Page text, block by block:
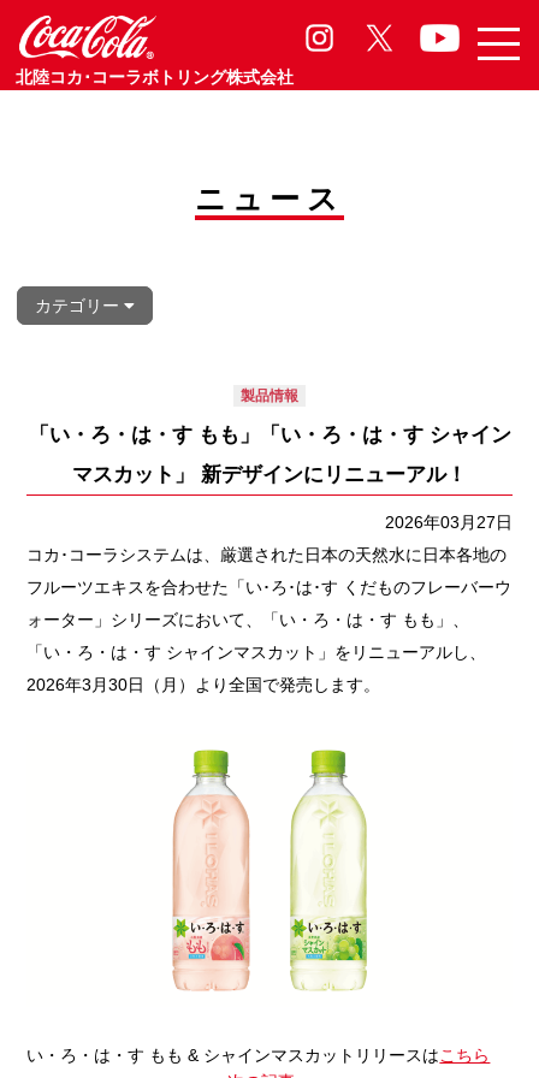
北陸コカ･コーラボトリング株式会社
製品情報 Product
ニュース
カテゴリー
製品情報
「い・ろ・は・す もも」「い・ろ・は・す シャイン
マスカット」 新デザインにリニューアル！
2026年03月27日
コカ･コーラシステムは、厳選された日本の天然水に日本各地の
フルーツエキスを合わせた「い･ろ･は･す くだものフレーバーウ
ォーター」シリーズにおいて、「い・ろ・は・す もも」、
「い・ろ・は・す シャインマスカット」をリニューアルし、
2026年3月30日（月）より全国で発売します。
い・ろ・は・す もも & シャインマスカットリリースはこちら